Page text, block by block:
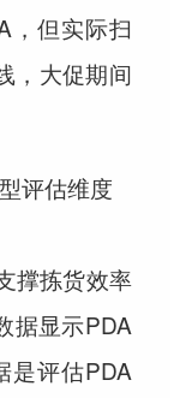
，但实际扫
，大促期间
评估维度
撑拣货效率
据显示PDA
是评估PDA